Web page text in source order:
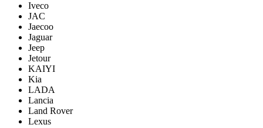
Iveco
JAC
Jaecoo
Jaguar
Jeep
Jetour
KAIYI
Kia
LADA
Lancia
Land Rover
Lexus